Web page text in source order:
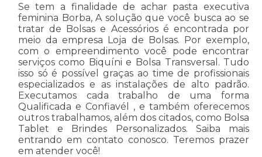
Se tem a finalidade de achar pasta executiva
feminina Borba, A solução que você busca ao se
tratar de Bolsas e Acessórios é encontrada por
meio da empresa Loja de Bolsas. Por exemplo,
com o empreendimento você pode encontrar
serviços como Biquíni e Bolsa Transversal. Tudo
isso só é possível graças ao time de profissionais
especializados e as instalações de alto padrão.
Executamos cada trabalho de uma forma
Qualificada e Confiavél , e também oferecemos
outros trabalhamos, além dos citados, como Bolsa
Tablet e Brindes Personalizados. Saiba mais
entrando em contato conosco. Teremos prazer
em atender você!